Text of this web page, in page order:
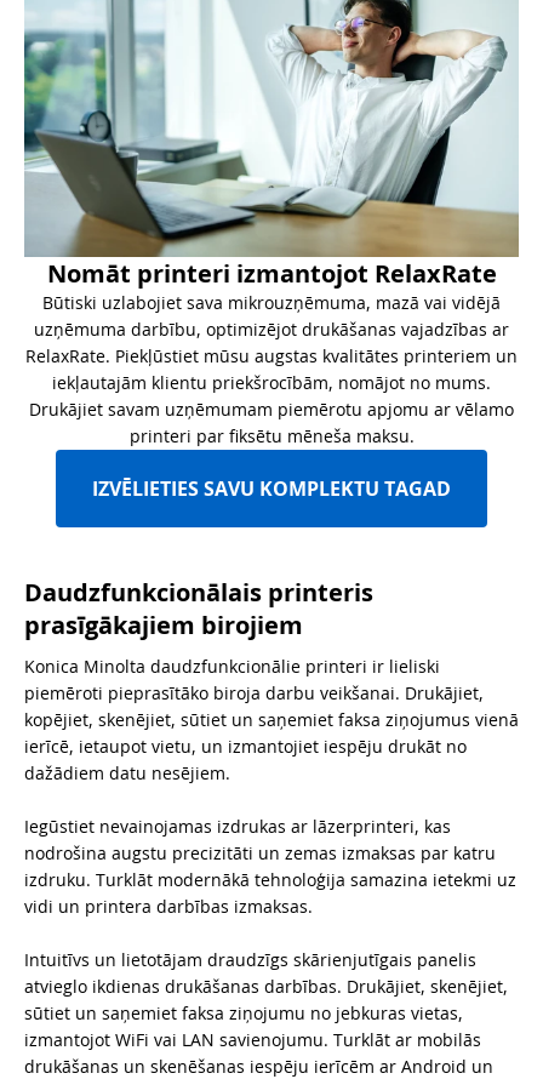
Nomāt printeri izmantojot RelaxRate
Būtiski uzlabojiet sava mikrouzņēmuma, mazā vai vidējā
uzņēmuma darbību, optimizējot drukāšanas vajadzības ar
RelaxRate. Piekļūstiet mūsu augstas kvalitātes printeriem un
iekļautajām klientu priekšrocībām, nomājot no mums.
Drukājiet savam uzņēmumam piemērotu apjomu ar vēlamo
printeri par fiksētu mēneša maksu.
IZVĒLIETIES SAVU KOMPLEKTU TAGAD
Daudzfunkcionālais printeris
prasīgākajiem birojiem
Konica Minolta daudzfunkcionālie printeri ir lieliski
piemēroti pieprasītāko biroja darbu veikšanai. Drukājiet,
kopējiet, skenējiet, sūtiet un saņemiet faksa ziņojumus vienā
ierīcē, ietaupot vietu, un izmantojiet iespēju drukāt no
dažādiem datu nesējiem.
Iegūstiet nevainojamas izdrukas ar lāzerprinteri, kas
nodrošina augstu precizitāti un zemas izmaksas par katru
izdruku. Turklāt modernākā tehnoloģija samazina ietekmi uz
vidi un printera darbības izmaksas.
Intuitīvs un lietotājam draudzīgs skārienjutīgais panelis
atvieglo ikdienas drukāšanas darbības. Drukājiet, skenējiet,
sūtiet un saņemiet faksa ziņojumu no jebkuras vietas,
izmantojot WiFi vai LAN savienojumu. Turklāt ar mobilās
drukāšanas un skenēšanas iespēju ierīcēm ar Android un